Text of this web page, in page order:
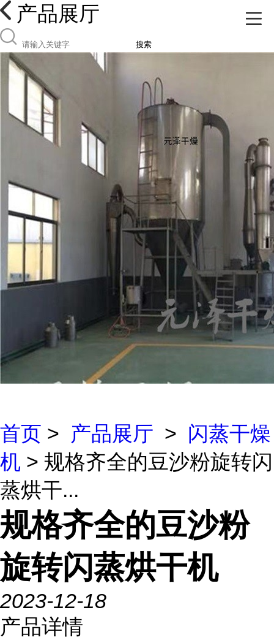
产品展厅
搜索
首页 > 产品展厅 > 闪蒸干燥
机 > 规格齐全的豆沙粉旋转闪
蒸烘干...
规格齐全的豆沙粉
旋转闪蒸烘干机
2023-12-18
产品详情